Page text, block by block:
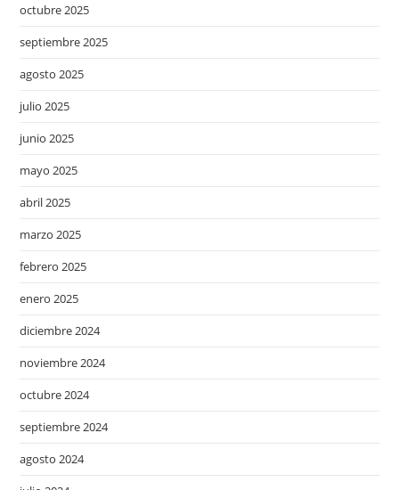
octubre 2025
septiembre 2025
agosto 2025
julio 2025
junio 2025
mayo 2025
abril 2025
marzo 2025
febrero 2025
enero 2025
diciembre 2024
noviembre 2024
octubre 2024
septiembre 2024
agosto 2024